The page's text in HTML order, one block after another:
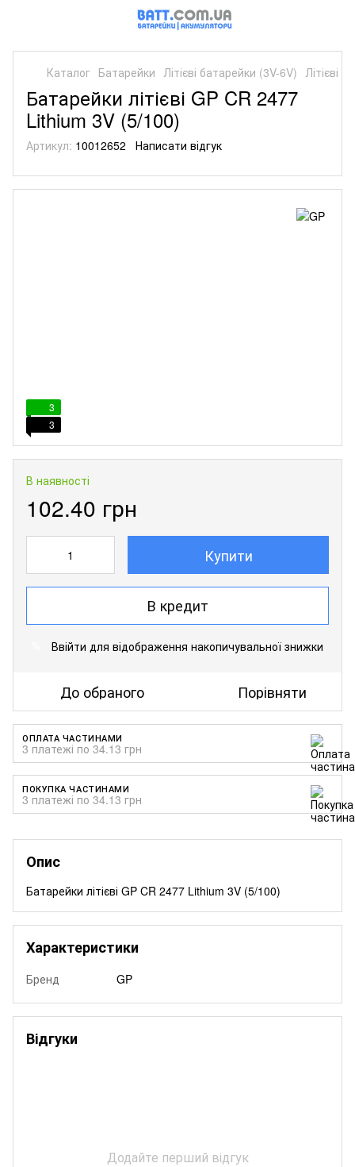
Каталог Батарейки Літієві батарейки (3V-6V) Літієві
Батарейки літієві GP CR 2477
Lithium 3V (5/100)
Артикул: 10012652 Написати відгук
3
3
В наявності
102.40 грн
Купити
В кредит
Ввійти для відображення накопичувальної знижки
До обраного Порівняти
ОПЛАТА ЧАСТИНАМИ
3 платежі по 34.13 грн
ПОКУПКА ЧАСТИНАМИ
3 платежі по 34.13 грн
Опис
Батарейки літієві GP CR 2477 Lithium 3V (5/100)
Характеристики
Бренд GP
Відгуки
Додайте перший відгук